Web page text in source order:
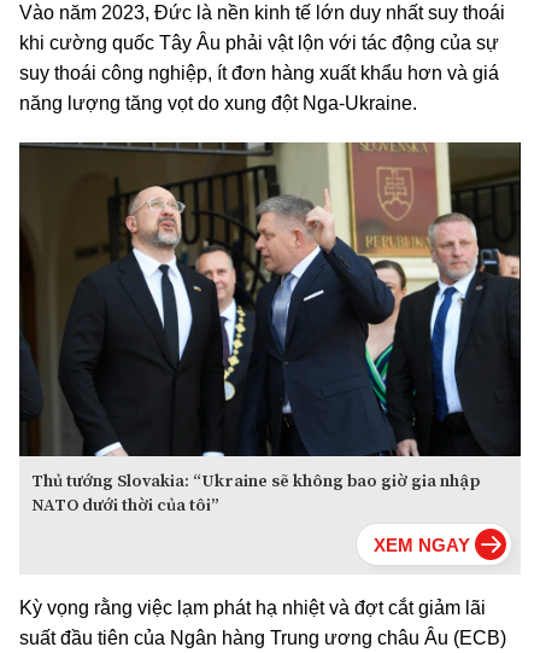
Vào năm 2023, Đức là nền kinh tế lớn duy nhất suy thoái
khi cường quốc Tây Âu phải vật lộn với tác động của sự
suy thoái công nghiệp, ít đơn hàng xuất khẩu hơn và giá
năng lượng tăng vọt do xung đột Nga-Ukraine.
Thủ tướng Slovakia: “Ukraine sẽ không bao giờ gia nhập
NATO dưới thời của tôi”
Kỳ vọng rằng việc lạm phát hạ nhiệt và đợt cắt giảm lãi
suất đầu tiên của Ngân hàng Trung ương châu Âu (ECB)